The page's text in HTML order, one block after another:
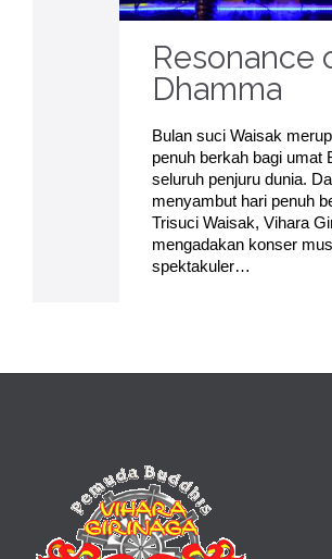
Resonance
Dhamma
Bulan suci Waisak
penuh berkah bagi umat
seluruh penjuru dunia.
menyambut hari penuh
Trisuci Waisak, Vihara
mengadakan konser
spektakuler…